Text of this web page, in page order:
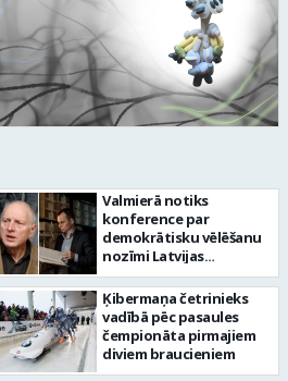
Valmierā notiks
konference par
demokrātisku vēlēšanu
nozīmi Latvijas
neatkarības
atjaunošanā
Ķibermaņa četrinieks
vadībā pēc pasaules
čempionāta pirmajiem
diviem braucieniem